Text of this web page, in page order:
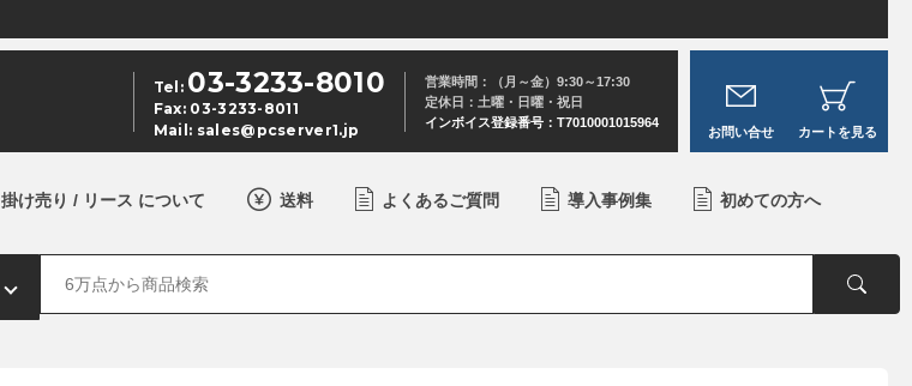
Tel: 03-3233-8010
Fax: 03-3233-8011
Mail: sales@pcserver1.jp
営業時間：（月～金）9:30～17:30
定休日：土曜・日曜・祝日
インボイス登録番号：T7010001015964
お問い合せ カートを見る
掛け売り / リース について 送料 よくあるご質問 導入事例集 初めての方へ